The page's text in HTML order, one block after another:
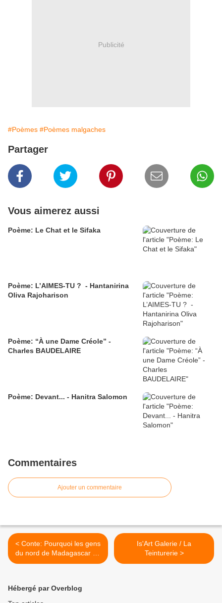
Publicité
#Poèmes #Poèmes malgaches
Partager
Vous aimerez aussi
Poème: Le Chat et le Sifaka
Poème: L’AIMES-TU ? - Hantanirina
Oliva Rajoharison
Poème: “À une Dame Créole” -
Charles BAUDELAIRE
Poème: Devant... - Hanitra Salomon
Commentaires
Ajouter un commentaire
< Conte: Pourquoi les gens
du nord de Madagascar ne
mangent pas de cochon
Is'Art Galerie / La
Teinturerie >
Hébergé par Overblog